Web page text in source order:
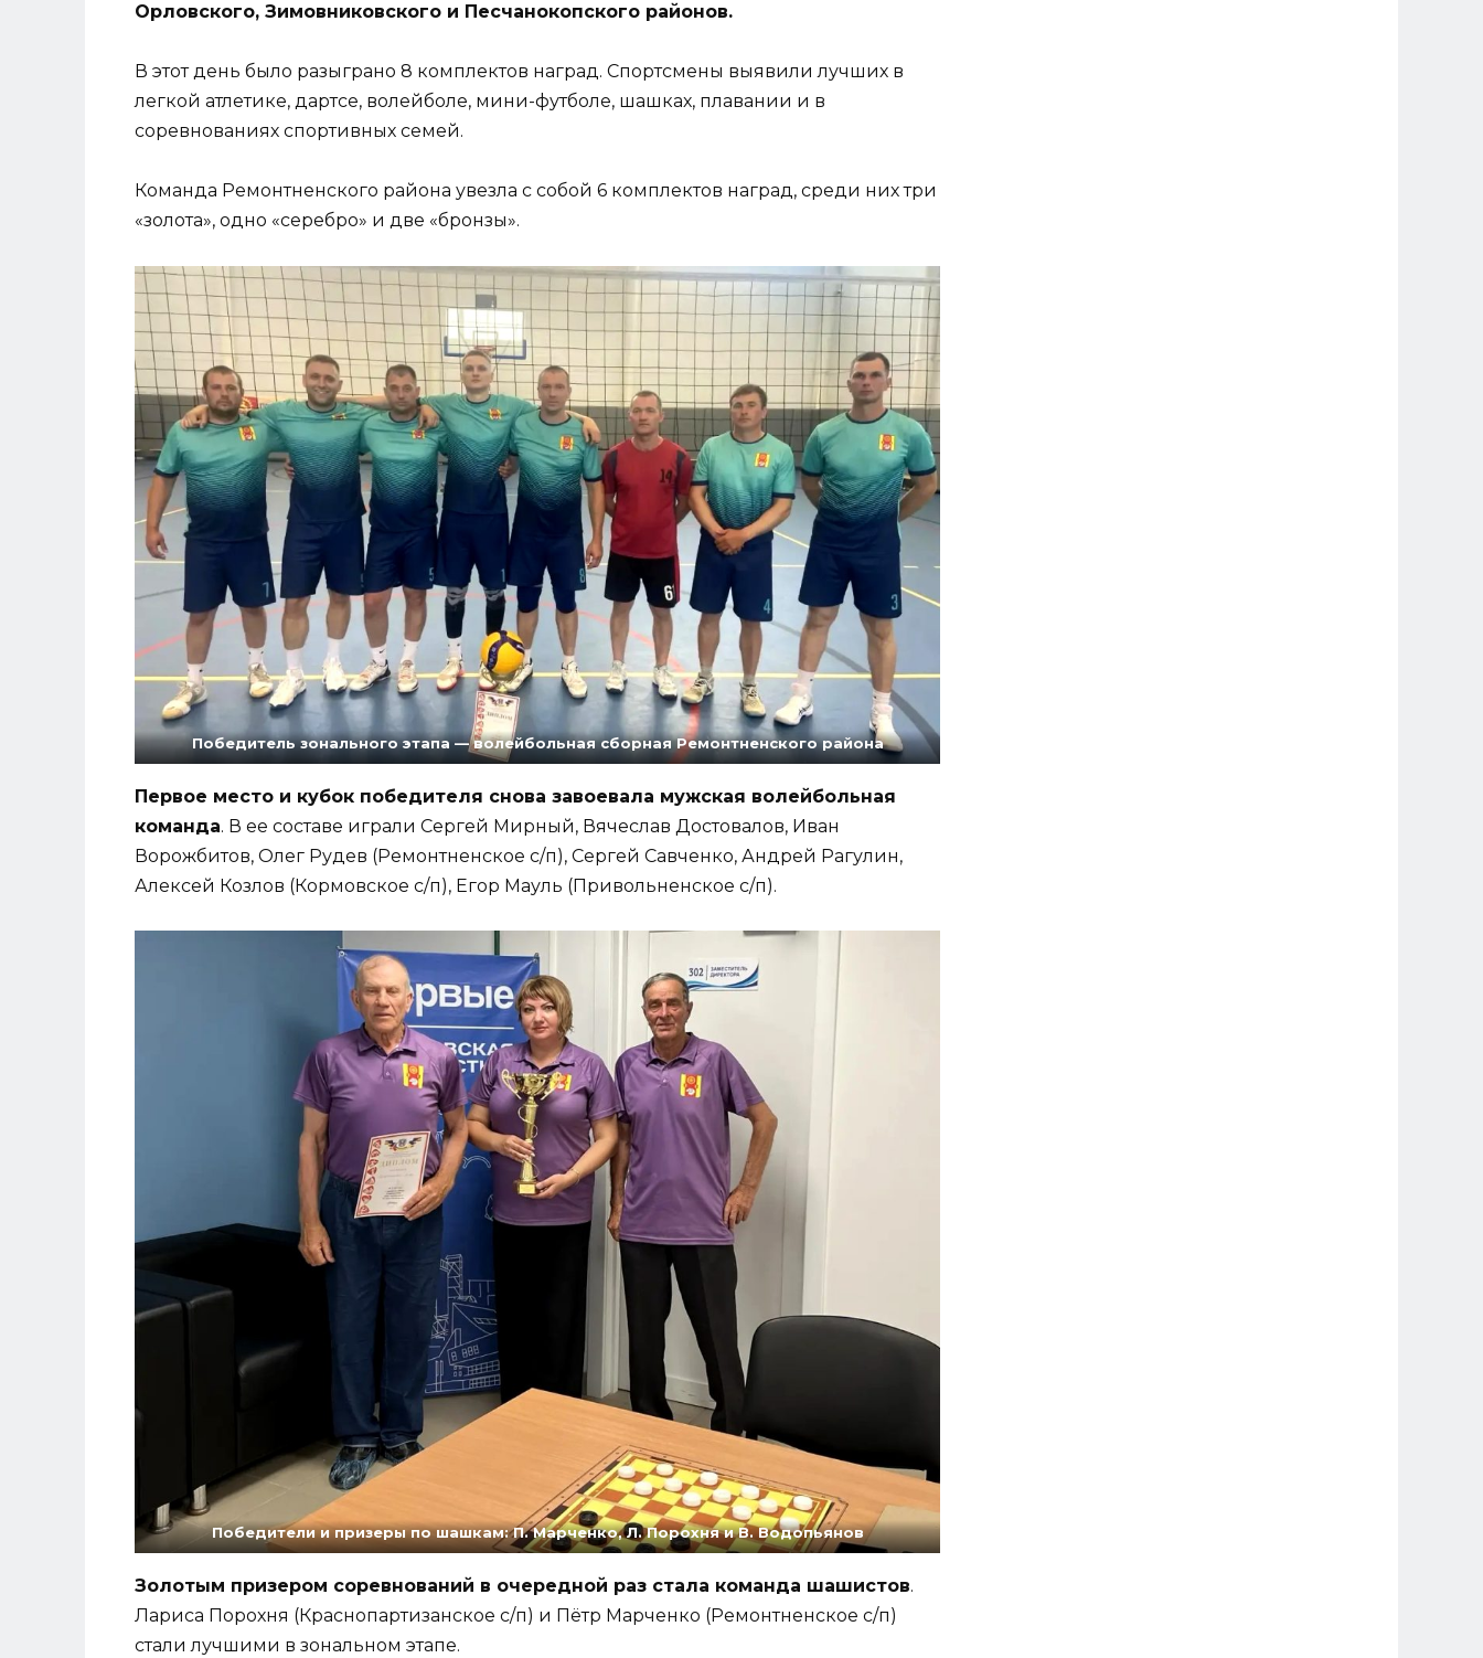
Орловского, Зимовниковского и Песчанокопского районов.
В этот день было разыграно 8 комплектов наград. Спортсмены выявили лучших в
легкой атлетике, дартсе, волейболе, мини-футболе, шашках, плавании и в
соревнованиях спортивных семей.
Команда Ремонтненского района увезла с собой 6 комплектов наград, среди них три
«золота», одно «серебро» и две «бронзы».
Победитель зонального этапа — волейбольная сборная Ремонтненского района
Первое место и кубок победителя снова завоевала мужская волейбольная
команда. В ее составе играли Сергей Мирный, Вячеслав Достовалов, Иван
Ворожбитов, Олег Рудев (Ремонтненское с/п), Сергей Савченко, Андрей Рагулин,
Алексей Козлов (Кормовское с/п), Егор Мауль (Привольненское с/п).
Победители и призеры по шашкам: П. Марченко, Л. Порохня и В. Водопьянов
Золотым призером соревнований в очередной раз стала команда шашистов.
Лариса Порохня (Краснопартизанское с/п) и Пётр Марченко (Ремонтненское с/п)
стали лучшими в зональном этапе.